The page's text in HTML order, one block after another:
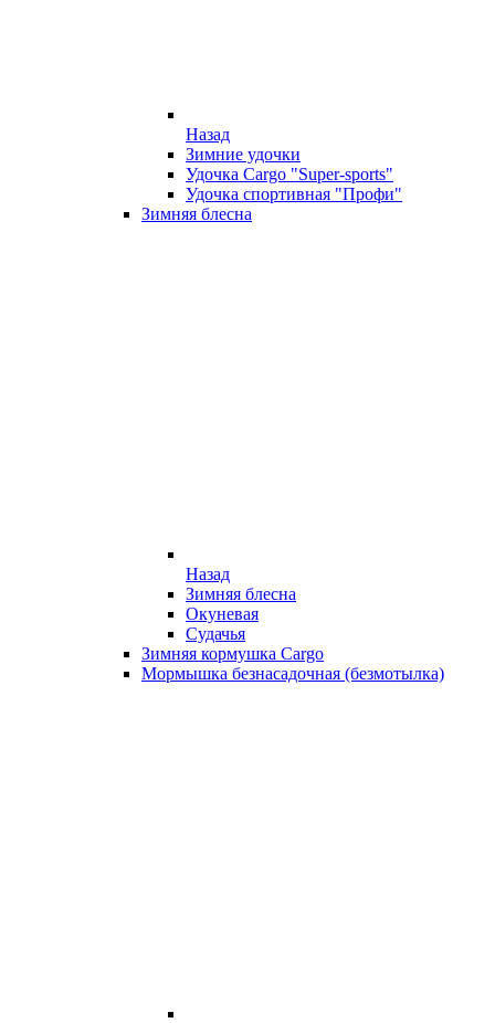
Назад
Зимние удочки
Удочка Cargo "Super-sports"
Удочка спортивная "Профи"
Зимняя блесна
Назад
Зимняя блесна
Окуневая
Судачья
Зимняя кормушка Cargo
Мормышка безнасадочная (безмотылка)